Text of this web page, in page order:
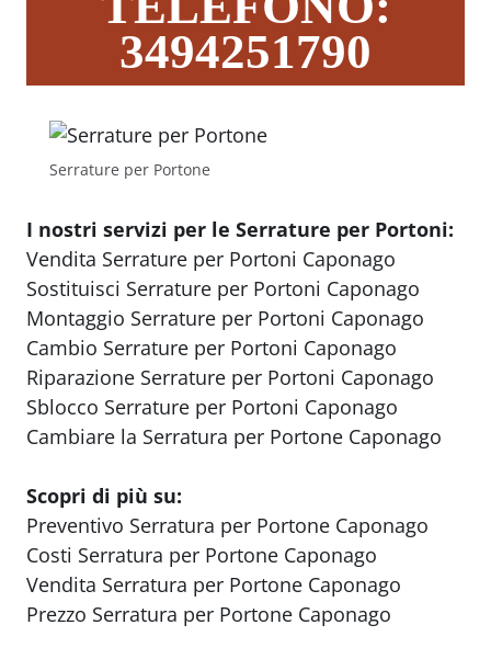
3494251790
Serrature per Portone
I nostri servizi per le Serrature per Portoni:
Vendita Serrature per Portoni Caponago
Sostituisci Serrature per Portoni Caponago
Montaggio Serrature per Portoni Caponago
Cambio Serrature per Portoni Caponago
Riparazione Serrature per Portoni Caponago
Sblocco Serrature per Portoni Caponago
Cambiare la Serratura per Portone Caponago
Scopri di più su:
Preventivo Serratura per Portone Caponago
Costi Serratura per Portone Caponago
Vendita Serratura per Portone Caponago
Prezzo Serratura per Portone Caponago